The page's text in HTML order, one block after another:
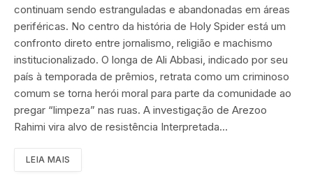
continuam sendo estranguladas e abandonadas em áreas
periféricas. No centro da história de Holy Spider está um
confronto direto entre jornalismo, religião e machismo
institucionalizado. O longa de Ali Abbasi, indicado por seu
país à temporada de prêmios, retrata como um criminoso
comum se torna herói moral para parte da comunidade ao
pregar “limpeza” nas ruas. A investigação de Arezoo
Rahimi vira alvo de resistência Interpretada…
LEIA MAIS